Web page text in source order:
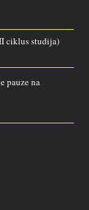
ciklus studija)
pauze na